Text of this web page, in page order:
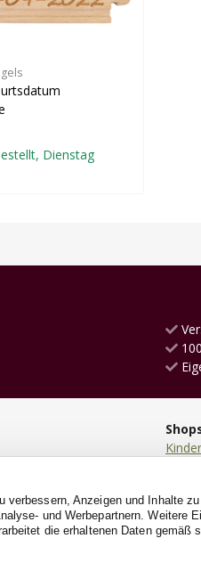
Dienstag
verbessern, Anzeigen und Inhalte
und Werbepartnern. Weitere
die erhaltenen Daten gemäß